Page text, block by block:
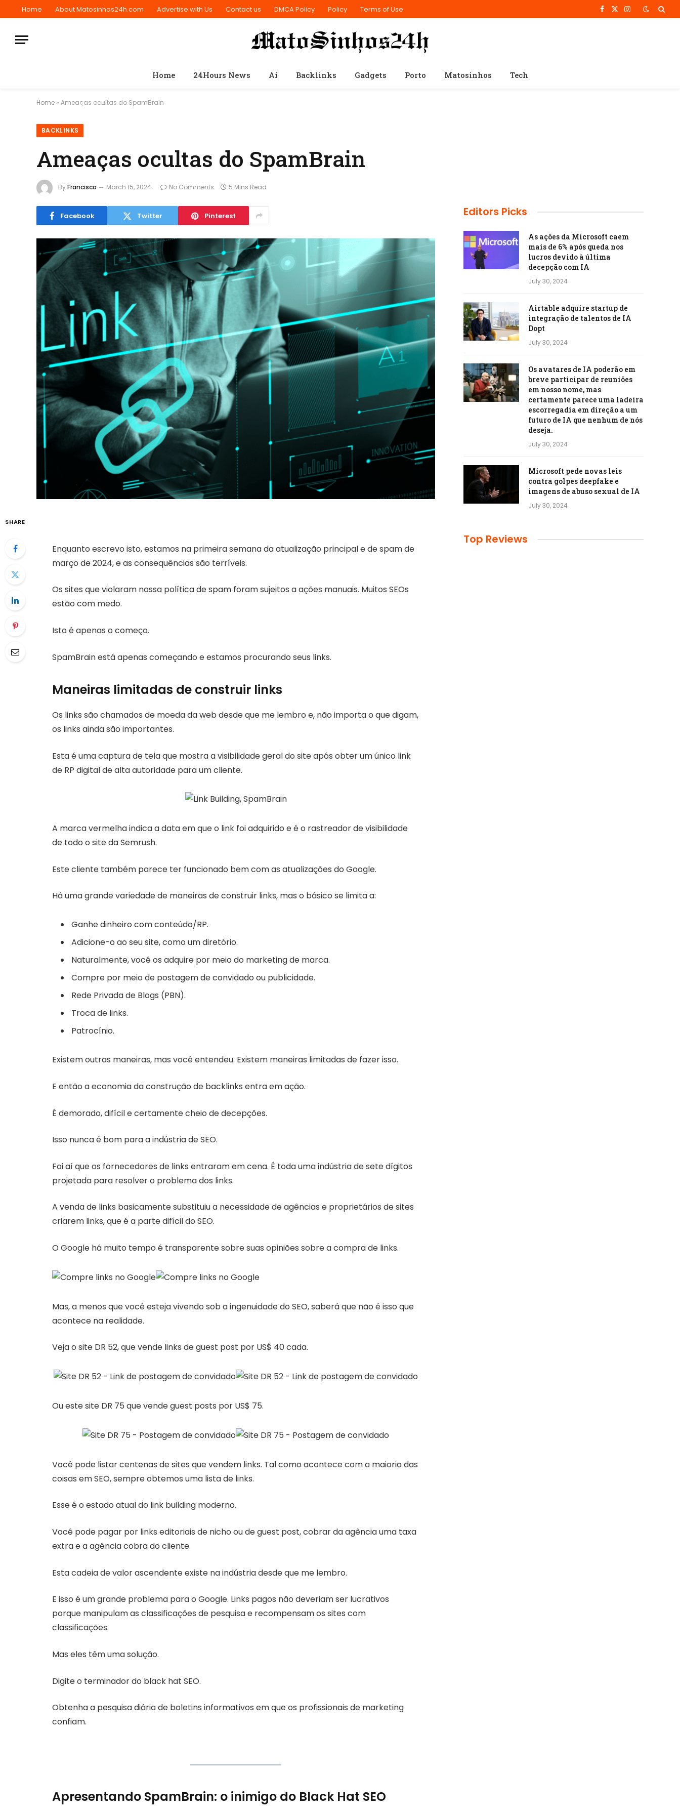
Home About Matosinhos24h.com Advertise with Us Contact us DMCA Policy Policy Terms of Use Facebook
X
Instagram
Home 24Hours News Ai Backlinks Gadgets Porto Matosinhos Tech
Home » Ameaças ocultas do SpamBrain
BACKLINKS
Ameaças ocultas do SpamBrain
ByFrancisco March 15, 2024 No Comments 5 Mins Read
Facebook Twitter Pinterest
SHARE
Enquanto escrevo isto, estamos na primeira semana da atualização principal e de spam de
março de 2024, e as consequências são terríveis.
Os sites que violaram nossa política de spam foram sujeitos a ações manuais. Muitos SEOs
estão com medo.
Isto é apenas o começo.
SpamBrain está apenas começando e estamos procurando seus links.
Maneiras limitadas de construir links
Os links são chamados de moeda da web desde que me lembro e, não importa o que digam,
os links ainda são importantes.
Esta é uma captura de tela que mostra a visibilidade geral do site após obter um único link
de RP digital de alta autoridade para um cliente.
A marca vermelha indica a data em que o link foi adquirido e é o rastreador de visibilidade
de todo o site da Semrush.
Este cliente também parece ter funcionado bem com as atualizações do Google.
Há uma grande variedade de maneiras de construir links, mas o básico se limita a:
Ganhe dinheiro com conteúdo/RP.
Adicione-o ao seu site, como um diretório.
Naturalmente, você os adquire por meio do marketing de marca.
Compre por meio de postagem de convidado ou publicidade.
Rede Privada de Blogs (PBN).
Troca de links.
Patrocínio.
Existem outras maneiras, mas você entendeu. Existem maneiras limitadas de fazer isso.
E então a economia da construção de backlinks entra em ação.
É demorado, difícil e certamente cheio de decepções.
Isso nunca é bom para a indústria de SEO.
Foi aí que os fornecedores de links entraram em cena. É toda uma indústria de sete dígitos
projetada para resolver o problema dos links.
A venda de links basicamente substituiu a necessidade de agências e proprietários de sites
criarem links, que é a parte difícil do SEO.
O Google há muito tempo é transparente sobre suas opiniões sobre a compra de links.
Mas, a menos que você esteja vivendo sob a ingenuidade do SEO, saberá que não é isso que
acontece na realidade.
Veja o site DR 52, que vende links de guest post por US$ 40 cada.
Ou este site DR 75 que vende guest posts por US$ 75.
Você pode listar centenas de sites que vendem links. Tal como acontece com a maioria das
coisas em SEO, sempre obtemos uma lista de links.
Esse é o estado atual do link building moderno.
Você pode pagar por links editoriais de nicho ou de guest post, cobrar da agência uma taxa
extra e a agência cobra do cliente.
Esta cadeia de valor ascendente existe na indústria desde que me lembro.
E isso é um grande problema para o Google. Links pagos não deveriam ser lucrativos
porque manipulam as classificações de pesquisa e recompensam os sites com
classificações.
Mas eles têm uma solução.
Digite o terminador do black hat SEO.
Obtenha a pesquisa diária de boletins informativos em que os profissionais de marketing
confiam.
Apresentando SpamBrain: o inimigo do Black Hat SEO
Editors Picks
As ações da Microsoft caem
mais de 6% após queda nos
lucros devido à última
decepção com IA
July 30, 2024
Airtable adquire startup de
integração de talentos de IA
Dopt
July 30, 2024
Os avatares de IA poderão em
breve participar de reuniões
em nosso nome, mas
certamente parece uma ladeira
escorregadia em direção a um
futuro de IA que nenhum de nós
deseja.
July 30, 2024
Microsoft pede novas leis
contra golpes deepfake e
imagens de abuso sexual de IA
July 30, 2024
Top Reviews